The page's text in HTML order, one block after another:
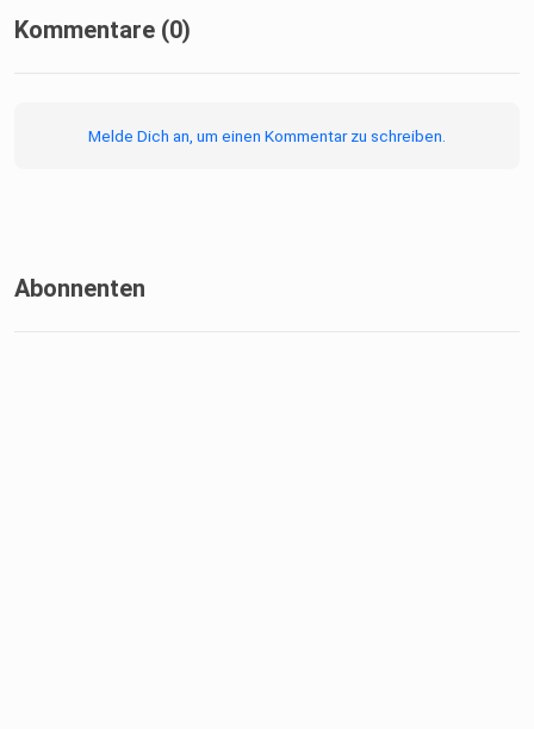
Kommentare (0)
Melde Dich an, um einen Kommentar zu schreiben.
Abonnenten